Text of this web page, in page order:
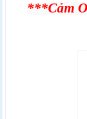
***Cảm